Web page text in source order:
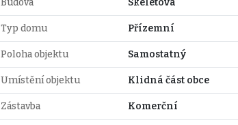
Budova Skeletová
Typ domu Přízemní
Poloha objektu Samostatný
Umístění objektu Klidná část obce
Zástavba Komerční